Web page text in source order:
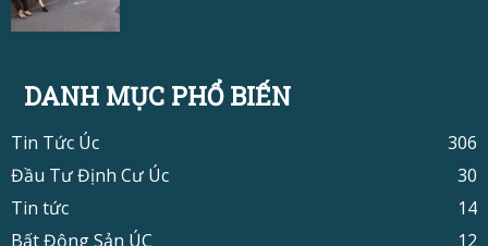
DANH MỤC PHỔ BIẾN
Tin Tức Úc
306
Đầu Tư Định Cư Úc
30
Tin tức
14
Bất Động Sản ÚC
12